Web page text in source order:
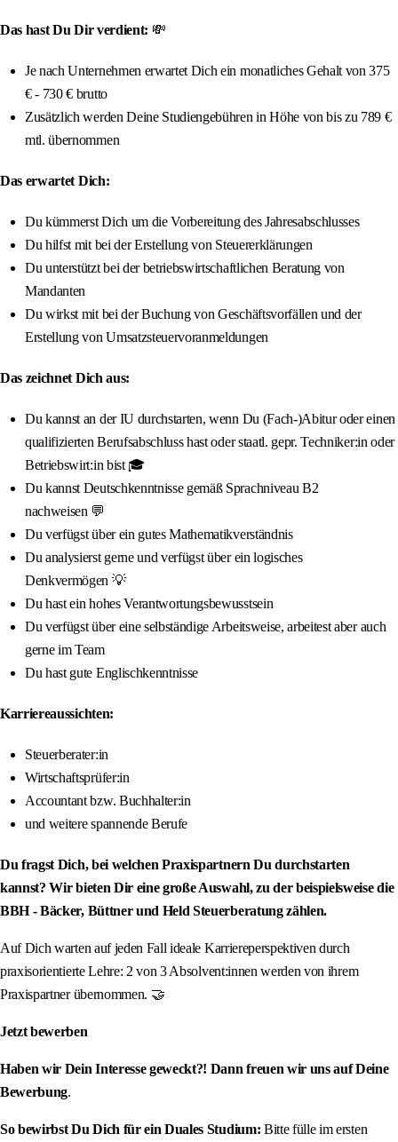
Das hast Du Dir verdient: 💸
Je nach Unternehmen erwartet Dich ein monatliches Gehalt von 375
€ - 730 € brutto
Zusätzlich werden Deine Studiengebühren in Höhe von bis zu 789 €
mtl. übernommen
Das erwartet Dich:
Du kümmerst Dich um die Vorbereitung des Jahresabschlusses
Du hilfst mit bei der Erstellung von Steuererklärungen
Du unterstützt bei der betriebswirtschaftlichen Beratung von
Mandanten
Du wirkst mit bei der Buchung von Geschäftsvorfällen und der
Erstellung von Umsatzsteuervoranmeldungen
Das zeichnet Dich aus:
Du kannst an der IU durchstarten, wenn Du (Fach-)Abitur oder einen
qualifizierten Berufsabschluss hast oder staatl. gepr. Techniker:in oder
Betriebswirt:in bist 🎓
Du kannst Deutschkenntnisse gemäß Sprachniveau B2
nachweisen 💬
Du verfügst über ein gutes Mathematikverständnis
Du analysierst gerne und verfügst über ein logisches
Denkvermögen 💡
Du hast ein hohes Verantwortungsbewusstsein
Du verfügst über eine selbständige Arbeitsweise, arbeitest aber auch
gerne im Team
Du hast gute Englischkenntnisse
Karriereaussichten:
Steuerberater:in
Wirtschaftsprüfer:in
Accountant bzw. Buchhalter:in
und weitere spannende Berufe
Du fragst Dich, bei welchen Praxispartnern Du durchstarten
kannst? Wir bieten Dir eine große Auswahl, zu der beispielsweise die
BBH - Bäcker, Büttner und Held Steuerberatung zählen.
Auf Dich warten auf jeden Fall ideale Karriereperspektiven durch
praxisorientierte Lehre: 2 von 3 Absolvent:innen werden von ihrem
Praxispartner übernommen. 🤝
Jetzt bewerben
Haben wir Dein Interesse geweckt?! Dann freuen wir uns auf Deine
Bewerbung.
So bewirbst Du Dich für ein Duales Studium: Bitte fülle im ersten